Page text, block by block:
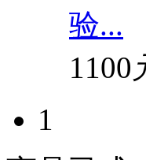
验...
1100
1